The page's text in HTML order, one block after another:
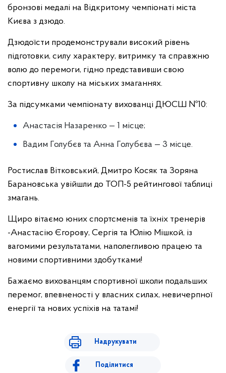
бронзові медалі на Відкритому чемпіонаті міста
Києва з дзюдо.
Дзюдоїсти продемонстрували високий рівень
підготовки, силу характеру, витримку та справжню
волю до перемоги, гідно представивши свою
спортивну школу на міських змаганнях.
За підсумками чемпіонату вихованці ДЮСШ №10:
Анастасія Назаренко — 1 місце;
Вадим Голубєв та Анна Голубєва — 3 місце.
Ростислав Вітковський, Дмитро Косяк та Зоряна
Барановська увійшли до ТОП-5 рейтингової таблиці
змагань.
Щиро вітаємо юних спортсменів та їхніх тренерів
-Анастасію Єгорову, Сергія та Юлію Мішкой, із
вагомими результатами, наполегливою працею та
новими спортивними здобутками!
Бажаємо вихованцям спортивної школи подальших
перемог, впевненості у власних силах, невичерпної
енергії та нових успіхів на татамі!
Надрукувати
Поділитися